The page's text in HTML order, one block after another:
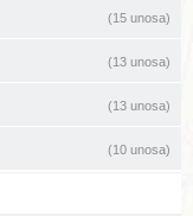
(15 unosa)
(13 unosa)
(13 unosa)
(10 unosa)